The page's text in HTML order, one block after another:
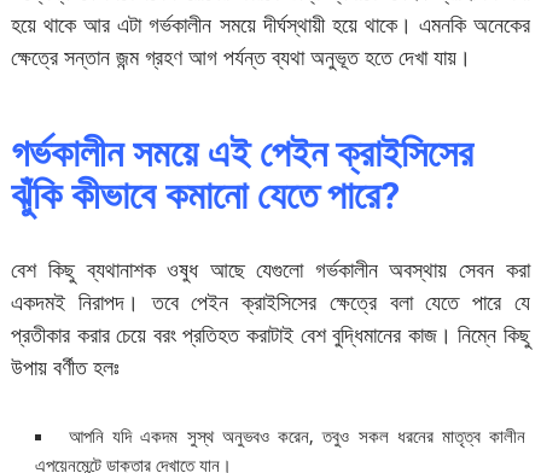
হয়ে থাকে আর এটা গর্ভকালীন সময়ে দীর্ঘস্থায়ী হয়ে থাকে। এমনকি অনেকের
ক্ষেত্রে সন্তান জন্ম গ্রহণ আগ পর্যন্ত ব্যথা অনুভূত হতে দেখা যায়।
গর্ভকালীন সময়ে এই পেইন ক্রাইসিসের
ঝুঁকি কীভাবে কমানো যেতে পারে?
বেশ কিছু ব্যথানাশক ওষুধ আছে যেগুলো গর্ভকালীন অবস্থায় সেবন করা
একদমই নিরাপদ। তবে পেইন ক্রাইসিসের ক্ষেত্রে বলা যেতে পারে যে
প্রতীকার করার চেয়ে বরং প্রতিহত করাটাই বেশ বুদ্ধিমানের কাজ। নিম্নে কিছু
উপায় বর্ণীত হলঃ
আপনি যদি একদম সুস্থ অনুভবও করেন, তবুও সকল ধরনের মাতৃত্ব কালীন
এপয়েনমেন্টে ডাক্তার দেখাতে যান।